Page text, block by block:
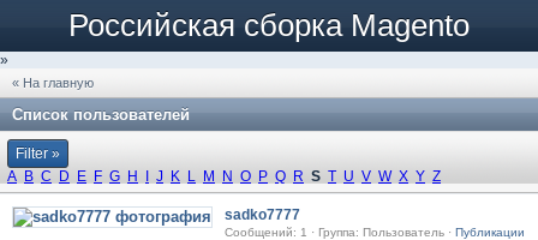
Российская сборка Magento
»
« На главную
Список пользователей
Filter »
A B C D E F G H J K L M N O P Q R S T U V W X Y Z
sadko7777
Сообщений: 1 · Группа: Пользователь · Публикации